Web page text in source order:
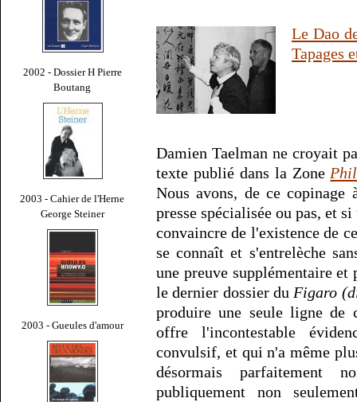
2002 - Dossier H Pierre
Boutang
2003 - Cahier de l'Herne
George Steiner
2003 - Gueules d'amour
Le Dao
Tapages
Damien Taelman ne croyait
texte publié dans la Zone
Nous avons, de ce
presse spécialisée ou pas, et
convaincre de l'existence de
se connaît et s'entrelèche
une preuve supplémentaire
le dernier dossier du Figaro
produire une seule ligne de
offre l'incontestable
convulsif, et qui n'a même
désormais parfaitement
publiquement non